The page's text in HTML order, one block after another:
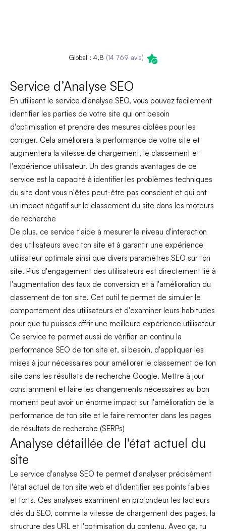
Global : 4,8 (14 769 avis)
Service d’Analyse SEO
En utilisant le service d'analyse SEO, vous pouvez facilement
identifier les parties de votre site qui ont besoin
d'optimisation et prendre des mesures ciblées pour les
corriger. Cela améliorera la performance de votre site et
augmentera la vitesse de chargement, le classement et
l'expérience utilisateur. Un des grands avantages de ce
service est la capacité à identifier les problèmes techniques
du site dont vous n'êtes peut-être pas conscient et qui ont
un impact négatif sur le classement du site dans les moteurs
de recherche
De plus, ce service t'aide à mesurer le niveau d'interaction
des utilisateurs avec ton site et à garantir une expérience
utilisateur optimale ainsi que divers paramètres SEO sur ton
site. Plus d'engagement des utilisateurs est directement lié à
l'augmentation des taux de conversion et à l'amélioration du
classement de ton site. Cet outil te permet de simuler le
comportement des utilisateurs et d'examiner leurs habitudes
pour que tu puisses offrir une meilleure expérience utilisateur
Ce service te permet aussi de vérifier en continu la
performance SEO de ton site et, si besoin, d'appliquer les
mises à jour nécessaires pour améliorer le classement de ton
site dans les résultats de recherche Google. Mettre à jour
constamment et faire les changements nécessaires au bon
moment peut avoir un énorme impact sur l'amélioration de la
performance de ton site et le faire remonter dans les pages
de résultats de recherche (SERPs)
Analyse détaillée de l'état actuel du
site
Le service d'analyse SEO te permet d'analyser précisément
l'état actuel de ton site web et d'identifier ses points faibles
et forts. Ces analyses examinent en profondeur les facteurs
clés du SEO, comme la vitesse de chargement des pages, la
structure des URL et l'optimisation du contenu. Avec ça, tu